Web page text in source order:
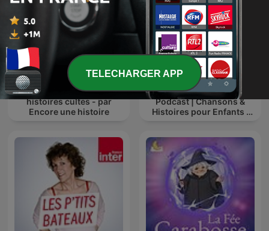
Le Petit Nicolas, et autres
histoires cultes - par
Encore une histoire
Enfants du Monde
Podcast | Chansons &
Histoires pour Enfants |
Apprendre à Chanter
Compte
TELECHARGER APP